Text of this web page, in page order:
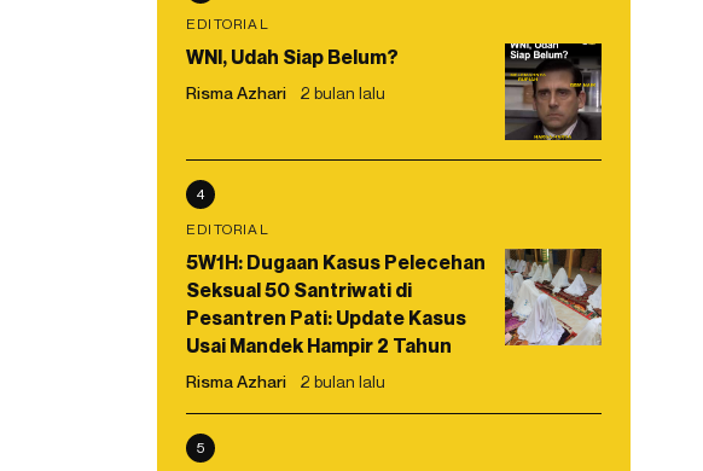
EDITORIAL
WNI, Udah Siap Belum?
Risma Azhari 2 bulan lalu
4
EDITORIAL
5W1H: Dugaan Kasus Pelecehan
Seksual 50 Santriwati di
Pesantren Pati: Update Kasus
Usai Mandek Hampir 2 Tahun
Risma Azhari 2 bulan lalu
5